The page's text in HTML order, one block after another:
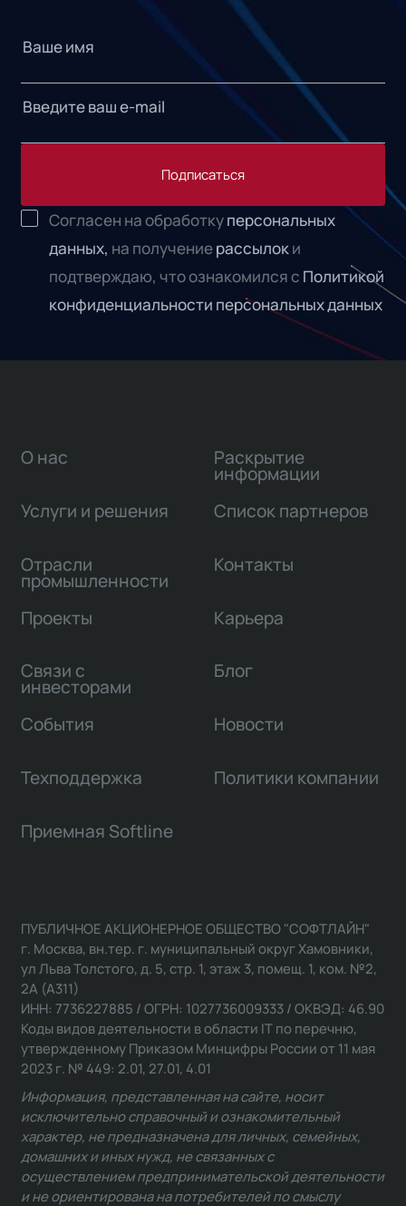
Подписаться
Согласен на обработкуперсональных
данных, на получениерассылок и
подтверждаю, что ознакомился с Политикой
конфиденциальности персональных данных
О нас
Услуги и решения
Отрасли
промышленности
Проекты
Связи с
инвесторами
Раскрытие
информации
Список партнеров
Контакты
Карьера
Блог
События Новости
Техподдержка Политики компании
Приемная Softline
ПУБЛИЧНОЕ АКЦИОНЕРНОЕ ОБЩЕСТВО "СОФТЛАЙН"
г. Москва, вн.тер. г. муниципальный округ Хамовники,
ул Льва Толстого, д. 5, стр. 1, этаж 3, помещ. 1, ком. №2,
2А (А311)
ИНН: 7736227885 / ОГРН: 1027736009333 / ОКВЭД: 46.90
Коды видов деятельности в области IT по перечню,
утвержденному Приказом Минцифры России от 11 мая
2023 г. № 449: 2.01, 27.01, 4.01
Информация, представленная на сайте, носит
исключительно справочный и ознакомительный
характер, не предназначена для личных, семейных,
домашних и иных нужд, не связанных с
осуществлением предпринимательской деятельности
и не ориентирована на потребителей по смыслу